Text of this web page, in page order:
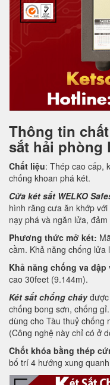
Thông tin
sắt hải phòng
Chất liệu: Thép cao cấp,
chống khoan phá két.
Cửa két sắt WELKO
hình răng cưa ăn khớp
nạy phá và ngăn lửa,
Phương thức mở két:
cầm. Khả năng chống lửa
Khả năng chống va
cao 30feet (9.144m).
Két sắt chống cháyđược
chống bong sơn, chống
dùng cho Tàu thuỷ chống
(Công nghệ này chỉ có ở
Chốt khóa bằng thép
bố trí 4 hướng xung